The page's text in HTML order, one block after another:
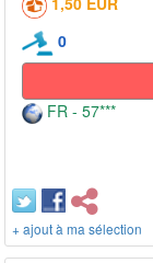
0
FR - 57***
+ ajout à ma sélection